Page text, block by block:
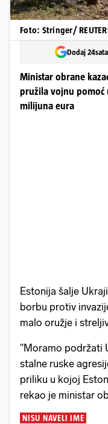
Foto: Stringer/
Dodaj
Ministar obrane
pružila vojnu
milijuna eura
Estonija šalje
borbu protiv
malo oružje i
"Moramo podržati
stalne ruske
priliku u kojoj
rekao je ministar
NISU NAVELI IME